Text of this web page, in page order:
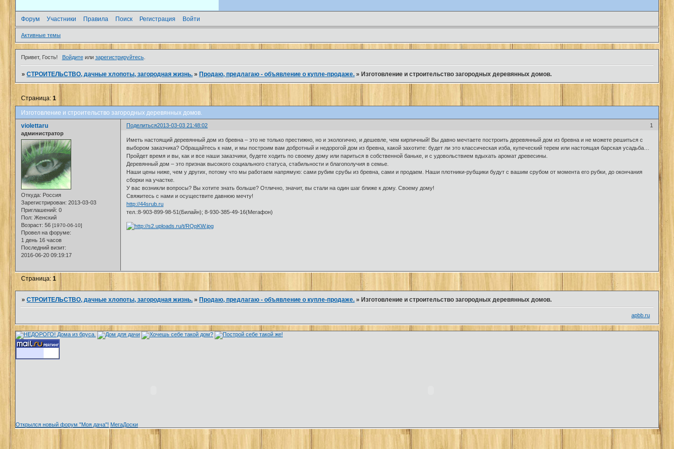
Форум Участники Правила Поиск Регистрация Войти
Активные темы
Привет, Гость! Войдитеили зарегистрируйтесь.
»СТРОИТЕЛЬСТВО, дачные хлопоты, загородная жизнь. »Продаю, предлагаю - объявление о купле-продаже. »Изготовление и строительство загородных деревянных домов.
Изготовление и строительство загородных деревянных домов.
Страница:1
Поделиться 1
2013-03-03 21:48:02
violettaru
администратор
Откуда: Россия
Зарегистрирован: 2013-03-03
Приглашений: 0
Пол: Женский
Возраст: 56 [1970-06-10]
Провел на форуме:
1 день 16 часов
Последний визит:
2016-06-20 09:19:17
Иметь настоящий деревянный дом из бревна – это не только престижно, но и экологично, и дешевле, чем кирпичный! Вы давно мечтаете построить деревянный дом из бревна и не можете решиться с
выбором заказчика? Обращайтесь к нам, и мы построим вам добротный и недорогой дом из бревна, какой захотите: будет ли это классическая изба, купеческий терем или настоящая барская усадьба…
Пройдет время и вы, как и все наши заказчики, будете ходить по своему дому или париться в собственной баньке, и с удовольствием вдыхать аромат древесины.
Деревянный дом – это признак высокого социального статуса, стабильности и благополучия в семье.
Наши цены ниже, чем у других, потому что мы работаем напрямую: сами рубим срубы из бревна, сами и продаем. Наши плотники-рубщики будут с вашим срубом от момента его рубки, до окончания
сборки на участке.
У вас возникли вопросы? Вы хотите знать больше? Отлично, значит, вы стали на один шаг ближе к дому. Своему дому!
Свяжитесь с нами и осуществите давнюю мечту!
http://44srub.ru
тел.:8-903-899-98-51(Билайн); 8-930-385-49-16(Мегафон)
Страница:1
»СТРОИТЕЛЬСТВО, дачные хлопоты, загородная жизнь. »Продаю, предлагаю - объявление о купле-продаже. »Изготовление и строительство загородных деревянных домов.
apbb.ru
Открылся новый форум "Моя дача"! МегаДоски